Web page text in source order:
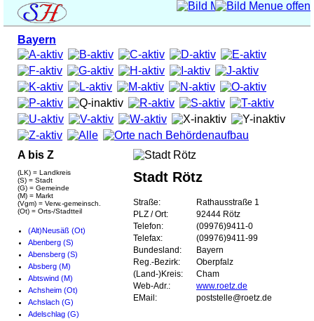
Bayern
A bis Z
(LK) = Landkreis
(S) = Stadt
(G) = Gemeinde
(M) = Markt
(Vgm) = Verw.-gemeinsch.
(Ot) = Orts-/Stadtteil
(Alt)Neusäß (Ot)
Abenberg (S)
Abensberg (S)
Absberg (M)
Abtswind (M)
Achsheim (Ot)
Achslach (G)
Adelschlag (G)
Stadt Rötz
Straße:
Rathausstraße 1
PLZ / Ort:
92444 Rötz
Telefon:
(09976)9411-0
Telefax:
(09976)9411-99
Bundesland:
Bayern
Reg.-Bezirk:
Oberpfalz
(Land-)Kreis:
Cham
Web-Adr.:
www.roetz.de
EMail:
poststelle@roetz.de